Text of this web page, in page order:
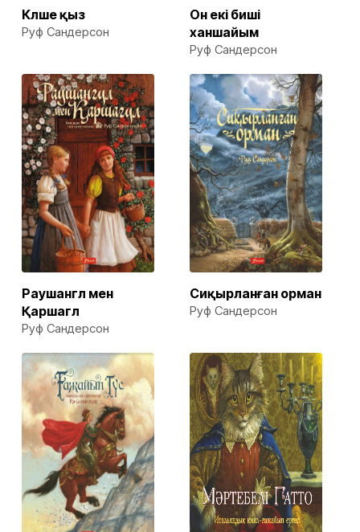
Күлше қыз
Руф Сандерсон
Он екі биші
ханшайым
Руф Сандерсон
Раушангүл мен
Қаршагүл
Руф Сандерсон
Сиқырланған орман
Руф Сандерсон